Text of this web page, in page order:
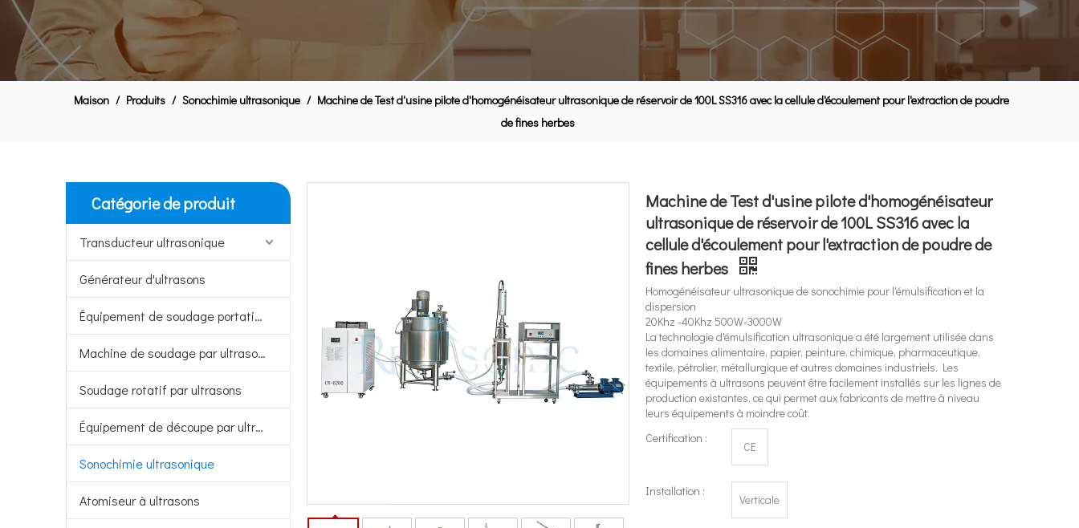
Maison / Produits / Sonochimie ultrasonique / Machine de Test d'usine pilote d'homogénéisateur ultrasonique de réservoir de 100L SS316 avec la cellule d'écoulement pour l'extraction de poudre
de fines herbes
Catégorie de produit
Transducteur ultrasonique
Générateur d'ultrasons
Équipement de soudage portatif à ultrasons
Machine de soudage par ultrasons
Soudage rotatif par ultrasons
Équipement de découpe par ultrasons
Sonochimie ultrasonique
Atomiseur à ultrasons
Machine de Test d'usine pilote d'homogénéisateur
ultrasonique de réservoir de 100L SS316 avec la
cellule d'écoulement pour l'extraction de poudre de
fines herbes
Homogénéisateur ultrasonique de sonochimie pour l'émulsification et la
dispersion
20Khz -40Khz 500W-3000W
La technologie d'émulsification ultrasonique a été largement utilisée dans
les domaines alimentaire, papier, peinture, chimique, pharmaceutique,
textile, pétrolier, métallurgique et autres domaines industriels. Les
équipements à ultrasons peuvent être facilement installés sur les lignes de
production existantes, ce qui permet aux fabricants de mettre à niveau
leurs équipements à moindre coût.
Certification :
CE
Installation :
Verticale